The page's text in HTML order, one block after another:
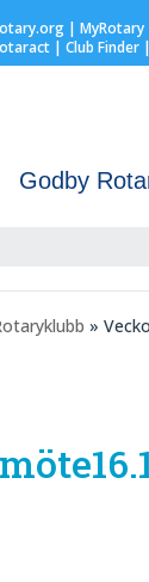
| MyRotary
| Club Finder
Godby
»